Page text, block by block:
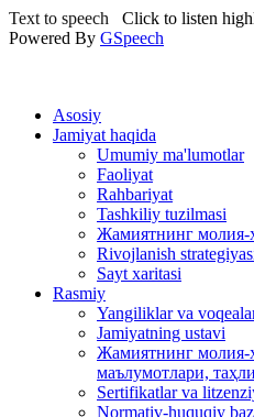
Text to speech Click to listen
Powered By GSpeech
Asosiy
Jamiyat haqida
Umumiy ma'lumotlar
Faoliyat
Rahbariyat
Tashkiliy tuzilmasi
Жамиятнинг молия-
Rivojlanish
Sayt xaritasi
Rasmiy
Yangiliklar va
Jamiyatning ustavi
Жамиятнинг молия-
маълумотлари,
Sertifikatlar va
Normativ-huquqiy